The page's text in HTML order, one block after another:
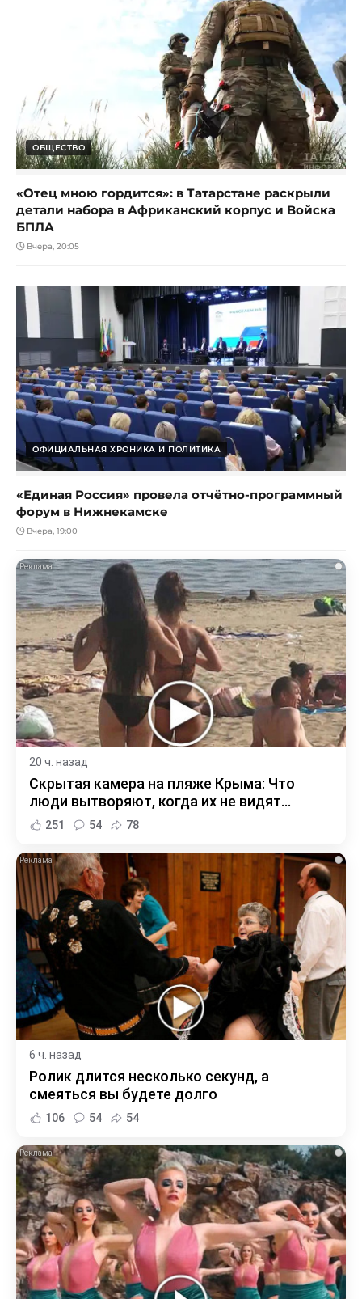
ОБЩЕСТВО
«Отец мною гордится»: в Татарстане раскрыли
детали набора в Африканский корпус и Войска
БПЛА
Вчера, 20:05
ОФИЦИАЛЬНАЯ ХРОНИКА И ПОЛИТИКА
«Единая Россия» провела отчётно-программный
форум в Нижнекамске
Вчера, 19:00
i
20 ч. назад
Скрытая камера на пляже Крыма: Что
люди вытворяют, когда их не видят...
251 54 78
i
6 ч. назад
Ролик длится несколько секунд, а
смеяться вы будете долго
106 54 54
i